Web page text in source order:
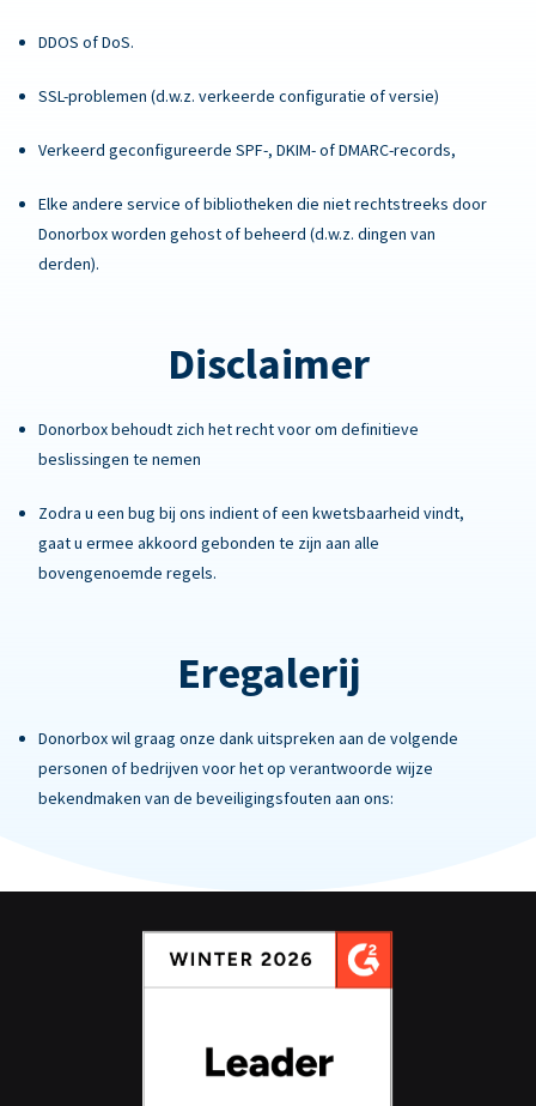
DDOS of DoS.
SSL-problemen (d.w.z. verkeerde configuratie of versie)
Verkeerd geconfigureerde SPF-, DKIM- of DMARC-records,
Elke andere service of bibliotheken die niet rechtstreeks door
Donorbox worden gehost of beheerd (d.w.z. dingen van
derden).
Disclaimer
Donorbox behoudt zich het recht voor om definitieve
beslissingen te nemen
Zodra u een bug bij ons indient of een kwetsbaarheid vindt,
gaat u ermee akkoord gebonden te zijn aan alle
bovengenoemde regels.
Eregalerij
Donorbox wil graag onze dank uitspreken aan de volgende
personen of bedrijven voor het op verantwoorde wijze
bekendmaken van de beveiligingsfouten aan ons: